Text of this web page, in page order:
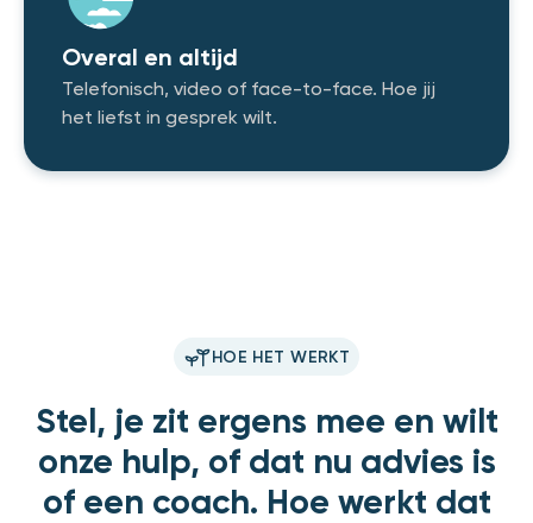
Overal en altijd
Telefonisch, video of face-to-face. Hoe jij
het liefst in gesprek wilt.
HOE HET WERKT
Stel, je zit ergens mee en wilt
onze hulp, of dat nu advies is
of een coach. Hoe werkt dat